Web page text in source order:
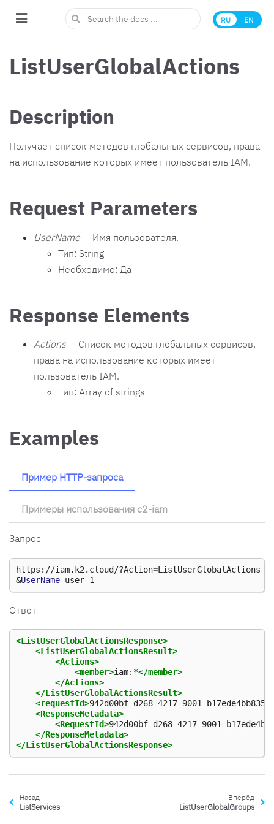
EN
RU
ListUserGlobalActions
Description
Получает список методов глобальных сервисов, права
на использование которых имеет пользователь IAM.
Request Parameters
UserName — Имя пользователя.
Тип: String
Необходимо: Да
Response Elements
Actions — Список методов глобальных сервисов,
права на использование которых имеет
пользователь IAM.
Тип: Array of strings
Examples
Пример HTTP-запроса
Запрос
https://iam.k2.cloud/?Action=
&UserName=
Ответ
<ListUserGlobalActionsResponse>
<ListUserGlobalActionsResult>
<Actions>
<member>iam:*</member>
</Actions>
</ListUserGlobalActionsResult>
<requestId>942d00bf-d268-4217-9001-b17ede4bb835
<ResponseMetadata>
<RequestId>942d00bf-d268-4217-9001-
</ResponseMetadata>
</ListUserGlobalActionsResponse>
Примеры использования c2-iam
Назад
ListServices
Вперёд
ListUserGlobalGroups